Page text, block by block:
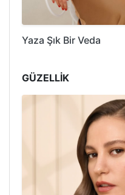
Yaza Şık Bir Veda
GÜZELLİK